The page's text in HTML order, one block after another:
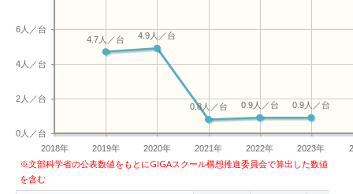
2018年 2019年 2020年 2021年 2022年 2023年
0人／台
2人／台
4人／台
6人／台
0.9人／台
0.9人／台
0.8人／台
4.9人／台
4.7人／台
※文部科学省の公表数値をもとにGIGAスクール構想推進委員会で算出した数値
を含む